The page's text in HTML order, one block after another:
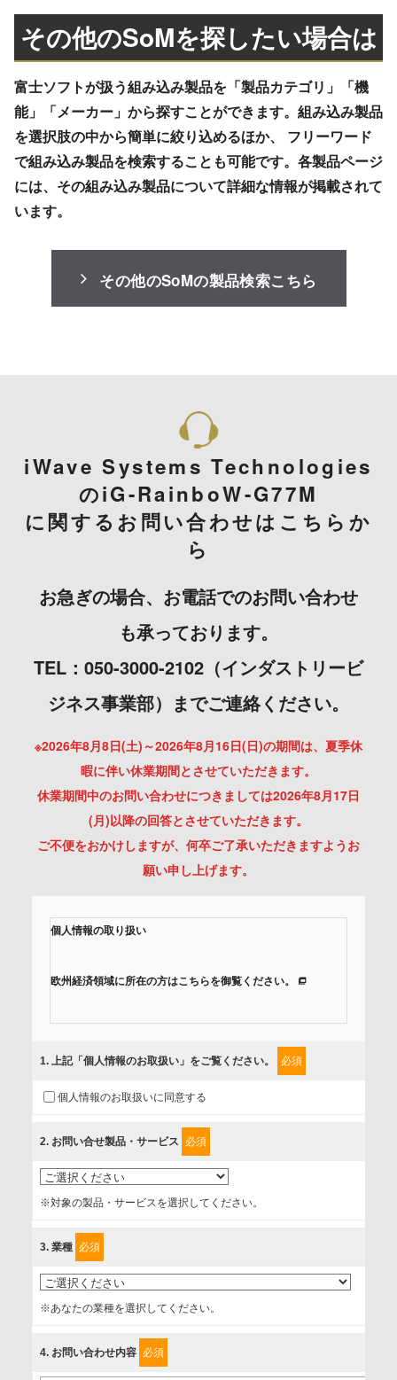
その他のSoMを探したい場合は
富士ソフトが扱う組み込み製品を「製品カテゴリ」「機
能」「メーカー」から探すことができます。組み込み製品
を選択肢の中から簡単に絞り込めるほか、 フリーワード
で組み込み製品を検索することも可能です。各製品ページ
には、その組み込み製品について詳細な情報が掲載されて
います。
その他のSoMの製品検索こちら
iWave Systems Technologies
のiG-RainboW-G77M
に関するお問い合わせはこちらか
ら
お急ぎの場合、お電話でのお問い合わせ
も承っております。
TEL：050-3000-2102（インダストリービ
ジネス事業部）までご連絡ください。
※2026年8月8日(土)～2026年8月16日(日)の期間は、夏季休
暇に伴い休業期間とさせていただきます。
休業期間中のお問い合わせにつきましては2026年8月17日
(月)以降の回答とさせていただきます。
ご不便をおかけしますが、何卒ご了承いただきますようお
願い申し上げます。
個人情報の取り扱い
欧州経済領域に所在の方はこちらを御覧ください。
組みを行っています。
に取扱い、これらで定める範囲内で、サービスの提供やご案
内等のために利用させていただいております。
情報を提供されるお客様（本人）に対して、情報の収集目
的、管理者、提供の有無、情報提供の任意性や権利について
確認し、当社への情報提供がお客様の懸念にならないよう
上げます。
事業者名
1. 上記「個人情報のお取扱い」をご覧ください。 必須
個人情報のお取扱いに同意する
2. お問い合せ製品・サービス 必須
※対象の製品・サービスを選択してください。
3. 業種 必須
※あなたの業種を選択してください。
4. お問い合わせ内容 必須